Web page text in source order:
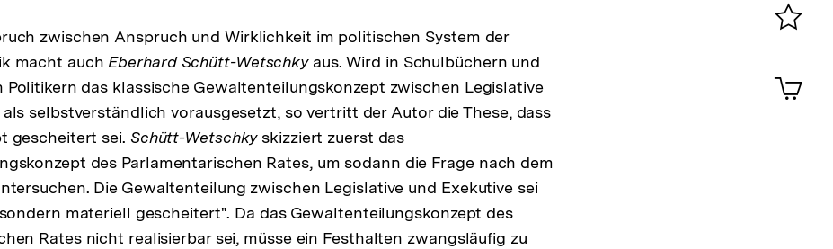
zwischen Anspruch und Wirklichkeit im politischen System der
macht auchEberhard Schütt-Wetschkyaus. Wird in Schulbüchern und
Politikern das klassische Gewaltenteilungskonzept zwischen Legislative
selbstverständlich vorausgesetzt, so vertritt der Autor die These, dass
gescheitert sei. Schütt-Wetschkyskizziert zuerst das
des Parlamentarischen Rates, um sodann die Frage nach dem
Die Gewaltenteilung zwischen Legislative und Exekutive sei
materiell gescheitert". Da das Gewaltenteilungskonzept des
Rates nicht realisierbar sei, müsse ein Festhalten zwangsläufig zu